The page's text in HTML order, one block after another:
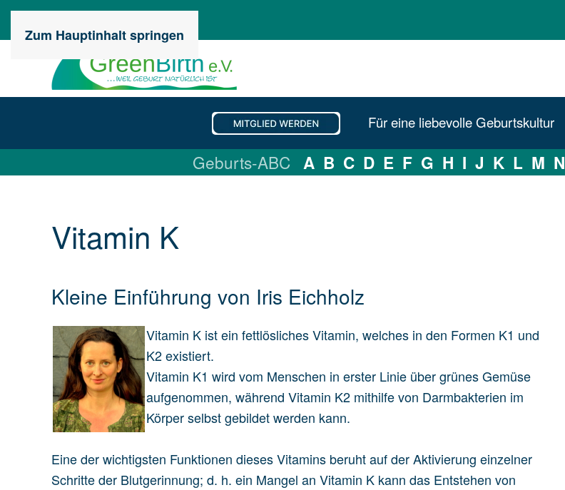
Zum Hauptinhalt springen
Für eine liebevolle Geburtskultur
Geburts-ABC A B C D E F G H I J K L M N
Vitamin K
Kleine Einführung von Iris Eichholz
Vitamin K ist ein fettlösliches Vitamin, welches in den Formen K1 und
K2 existiert.
Vitamin K1 wird vom Menschen in erster Linie über grünes Gemüse
aufgenommen, während Vitamin K2 mithilfe von Darmbakterien im
Körper selbst gebildet werden kann.
Eine der wichtigsten Funktionen dieses Vitamins beruht auf der Aktivierung einzelner
Schritte der Blutgerinnung; d. h. ein Mangel an Vitamin K kann das Entstehen von